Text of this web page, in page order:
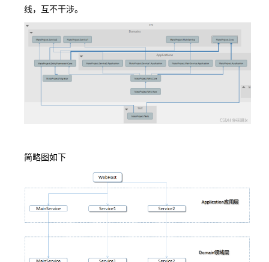
线，互不干涉。
简略图如下